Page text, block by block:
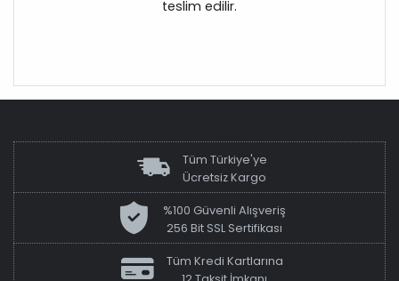
teslim edilir.
Tüm Türkiye'ye
Ücretsiz Kargo
%100 Güvenli Alışveriş
256 Bit SSL Sertifikası
Tüm Kredi Kartlarına